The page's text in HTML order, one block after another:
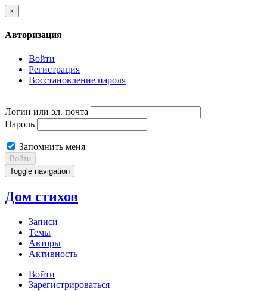
×
Авторизация
Войти
Регистрация
Восстановление пароля
Логин или эл. почта
Пароль
Запомнить меня
Войти
Toggle navigation
Дом стихов
Записи
Темы
Авторы
Активность
Войти
Зарегистрироваться